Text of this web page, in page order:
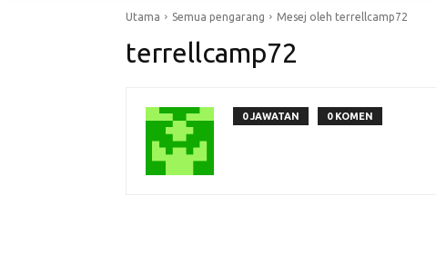
Utama Semua pengarang Mesej oleh terrellcamp72
terrellcamp72
0 JAWATAN 0 KOMEN